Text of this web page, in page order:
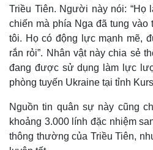
Bất động sản
Khởi nghiệp
Triều Tiên. Người này nói: “Họ
chiến mà phía Nga đã tung vào
tôi. Họ có động lực mạnh mẽ,
rắn rỏi”. Nhân vật này chia sẻ
đang được sử dụng làm lực
phòng tuyến Ukraine tại tỉnh
Nguồn tin quân sự này cũng
khoảng 3.000 lính đặc nhiệm
thông thường của Triều Tiên,